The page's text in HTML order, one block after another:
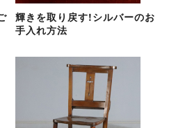
輝きを取り戻す!シルバーのお
手入れ方法